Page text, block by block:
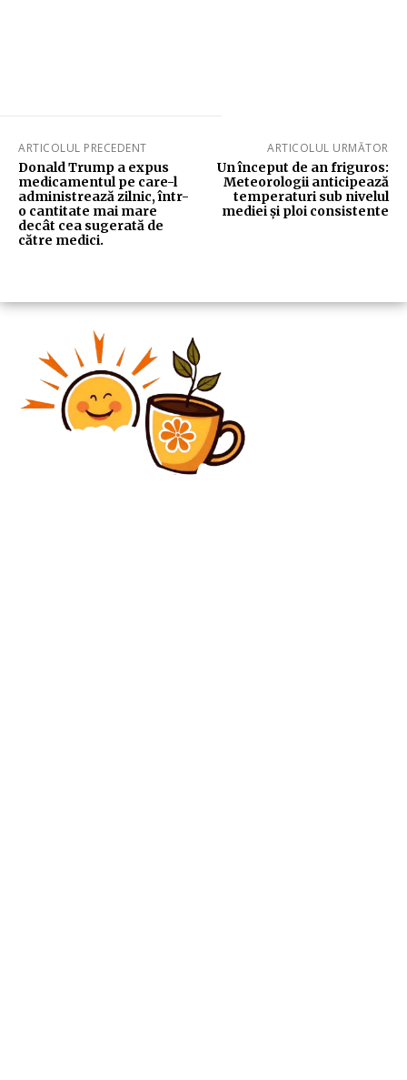
ARTICOLUL PRECEDENT
Donald Trump a expus
medicamentul pe care-l
administrează zilnic, într-
o cantitate mai mare
decât cea sugerată de
către medici.
ARTICOLUL URMĂTOR
Un început de an friguros:
Meteorologii anticipează
temperaturi sub nivelul
mediei și ploi consistente